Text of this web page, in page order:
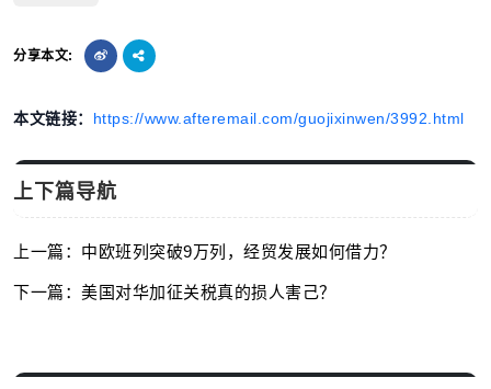
分享本文:
本文链接： https://www.afteremail.com/guojixinwen/3992.html
上下篇导航
上一篇：中欧班列突破9万列，经贸发展如何借力？
下一篇：美国对华加征关税真的损人害己？